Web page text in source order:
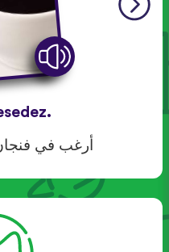
أرغب في